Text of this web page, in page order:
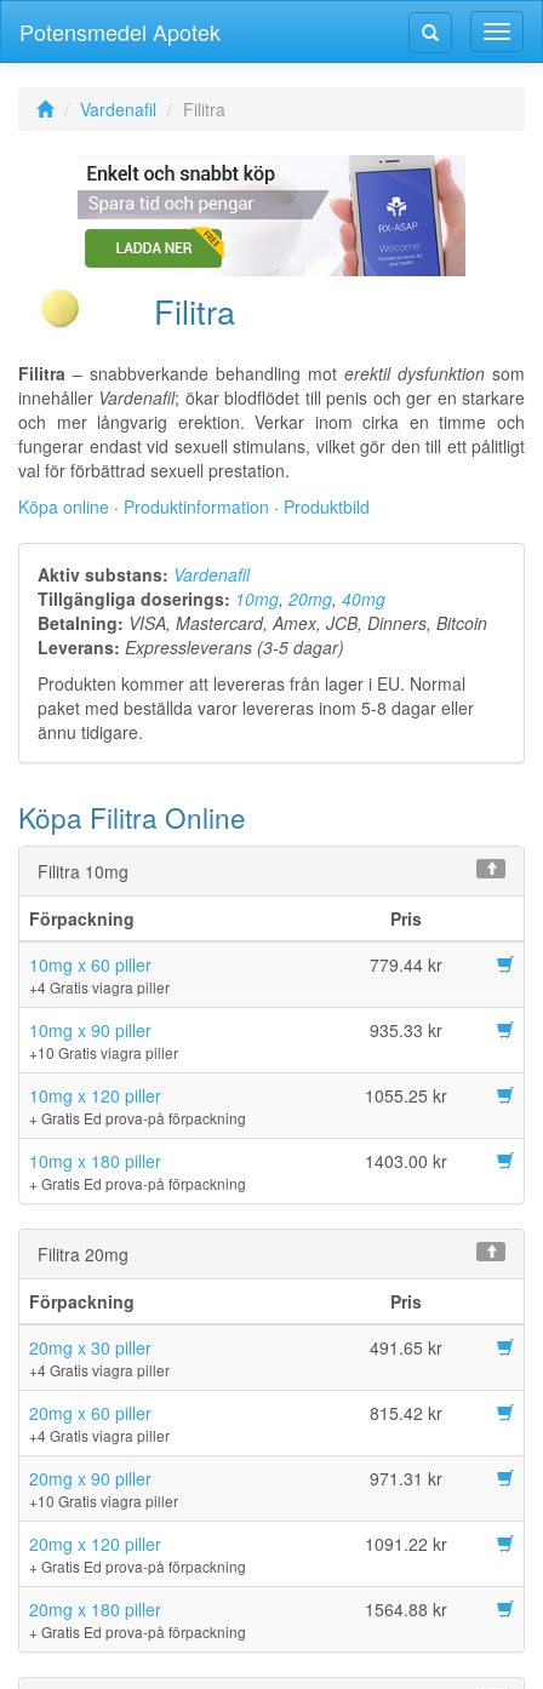
Växla
Växla
navigering
Potensmedel Apotek
Vardenafil Filitra
Filitra
Filitra – snabbverkande behandling mot erektil dysfunktion som
innehåller Vardenafil; ökar blodflödet till penis och ger en starkare
och mer långvarig erektion. Verkar inom cirka en timme och
fungerar endast vid sexuell stimulans, vilket gör den till ett pålitligt
val för förbättrad sexuell prestation.
Köpa online · Produktinformation · Produktbild
Aktiv substans: Vardenafil
Tillgängliga doserings: 10mg, 20mg, 40mg
Betalning: VISA, Mastercard, Amex, JCB, Dinners, Bitcoin
Leverans: Expressleverans (3-5 dagar)
Produkten kommer att levereras från lager i EU. Normal
paket med beställda varor levereras inom 5-8 dagar eller
ännu tidigare.
Köpa Filitra Online
Filitra 10mg
Förpackning
Pris
10mg x 60 piller
+4 Gratis viagra piller
779.44 kr
10mg x 90 piller
+10 Gratis viagra piller
935.33 kr
10mg x 120 piller
+ Gratis Ed prova-på förpackning
1055.25 kr
10mg x 180 piller
+ Gratis Ed prova-på förpackning
1403.00 kr
Filitra 20mg
Förpackning
Pris
20mg x 30 piller
+4 Gratis viagra piller
491.65 kr
20mg x 60 piller
+4 Gratis viagra piller
815.42 kr
20mg x 90 piller
+10 Gratis viagra piller
971.31 kr
20mg x 120 piller
+ Gratis Ed prova-på förpackning
1091.22 kr
20mg x 180 piller
+ Gratis Ed prova-på förpackning
1564.88 kr